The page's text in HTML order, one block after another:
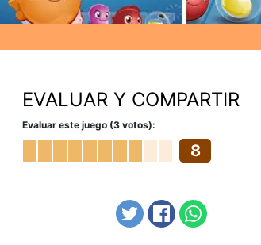
EVALUAR Y COMPARTIR
Evaluar este juego (3 votos):
8